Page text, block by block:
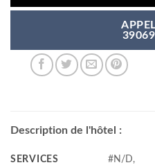
Description de l'hôtel :
SERVICES #N/D,